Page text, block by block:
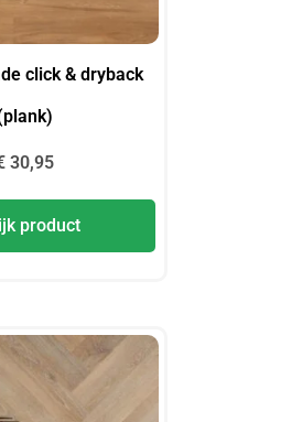
click & dryback
30,95
product